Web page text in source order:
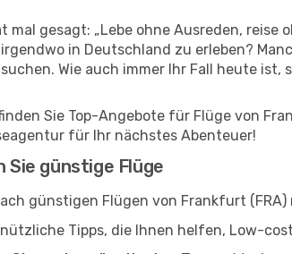
mal gesagt: „Lebe ohne Ausreden,
in Deutschland zu erleben?
Wie auch immer Ihr Fall heute ist,
Sie Top-Angebote für Flüge von
für Ihr nächstes Abenteuer!
Sie günstige Flüge
günstigen Flügen von Frankfurt
Tipps, die Ihnen helfen, Low-